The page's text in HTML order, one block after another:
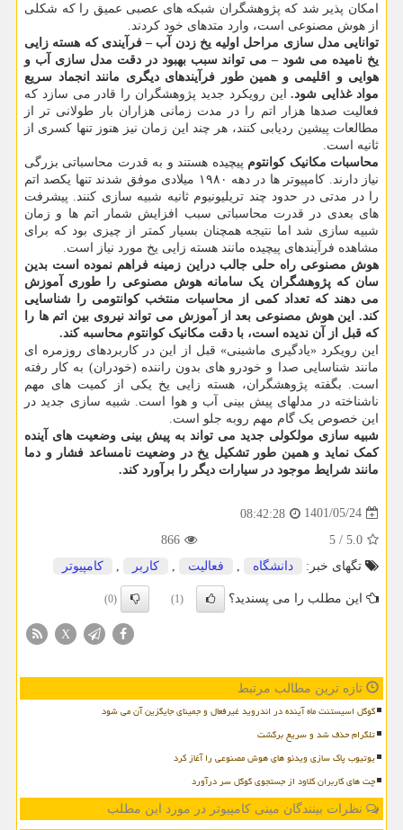
امکان پذیر شد که پژوهشگران شبکه های عصبی عمیق را که شکلی
از هوش مصنوعی است، وارد متدهای خود کردند.
توانایی مدل سازی مراحل اولیه یخ زدن آب – فرآیندی که هسته زایی
یخ نامیده می شود – می تواند سبب بهبود در دقت مدل سازی آب و
هوایی و اقلیمی و همین طور فرآیندهای دیگری مانند انجماد سریع
مواد غذایی شود.این رویکرد جدید پژوهشگران را قادر می سازد که
فعالیت صدها هزار اتم را در مدت زمانی هزاران بار طولانی تر از
مطالعات پیشین ردیابی کنند، هر چند این زمان نیز هنوز تنها کسری از
ثانیه است.
محاسبات مکانیک کوانتوم پیچیده هستند و به قدرت محاسباتی بزرگی
نیاز دارند. کامپیوتر ها در دهه ۱۹۸۰ میلادی موفق شدند تنها یکصد اتم
را در مدتی در حدود چند تریلیونیوم ثانیه شبیه سازی کنند. پیشرفت
های بعدی در قدرت محاسباتی سبب افزایش شمار اتم ها و زمان
شبیه سازی شد اما نتیجه همچنان بسیار کمتر از چیزی بود که برای
مشاهده فرآیندهای پیچیده مانند هسته زایی یخ مورد نیاز است.
هوش مصنوعیراه حلی جالب دراین زمینه فراهم نموده است بدین
سان که پژوهشگران یک سامانه هوش مصنوعی را طوری آموزش
می دهند که تعداد کمی از محاسبات منتخب کوانتومی را شناسایی
کند. این هوش مصنوعی بعد از آموزش می تواند نیروی بین اتم ها را
که قبل از آن ندیده است، با دقت مکانیک کوانتوم محاسبه کند.
این رویکرد «یادگیری ماشینی» قبل از این در کاربردهای روزمره ای
مانند شناسایی صدا و خودرو های بدون راننده (خودران) به کار رفته
است. بگفته پژوهشگران، هسته زایی یخ یکی از کمیت های مهم
ناشناخته در مدلهای پیش بینی آب و هوا است. شبیه سازی جدید در
این خصوص یک گام مهم روبه جلو است.
شبیه سازی مولکولی جدید می تواند به پیش بینی وضعیت های آینده
کمک نماید و همین طور تشکیل یخ در وضعیت نامساعد فشار و دما
مانند شرایط موجود در سیارات دیگر را برآورد کند.
1401/05/24
08:42:28
5.0
/
5
866
تگهای خبر:
دانشگاه فعالیت كاربر كامپیوتر
این مطلب را می پسندید؟ (1)
(0)
X
تازه ترین مطالب مرتبط
گوگل اسیستنت ماه آینده در اندروید غیرفعال و جمینای جایگزین آن می شود
تلگرام حذف شد و سریع برگشت
یوتیوب پاک سازی ویدئو های هوش مصنوعی را آغاز کرد
چت های کاربران کلاود از جستجوی گوگل سر درآورد
نظرات بینندگان مینی کامپیوتر در مورد این مطلب